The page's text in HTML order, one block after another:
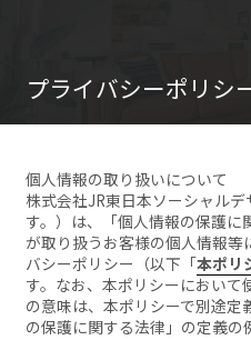
初心者ガイド
プライバシーポリシ
個人情報の取り扱いについて
株式会社JR東日本ソーシャル
す。）は、「個人情報の保護
が取り扱うお客様の個人情報等
バシーポリシー（以下「本ポリ
す。なお、本ポリシーにおい
の意味は、本ポリシーで別途定
の保護に関する法律」の定義の